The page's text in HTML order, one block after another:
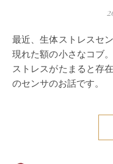
最近、生体ストレスセンサが反応しています。いつの間にか
現れた額の小さなコブ
ストレスがたまると存
のセンサのお話です。